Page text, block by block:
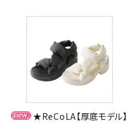
★ReCoLA【厚底モデル】